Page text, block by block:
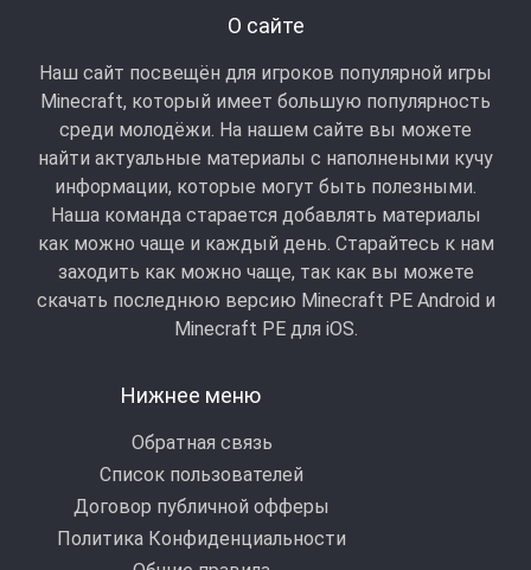
О сайте
Наш сайт посвещён для игроков популярной игры
Minecraft, который имеет большую популярность
среди молодёжи. На нашем сайте вы можете
найти актуальные материалы с наполнеными кучу
информации, которые могут быть полезными.
Наша команда старается добавлять материалы
как можно чаще и каждый день. Старайтесь к нам
заходить как можно чаще, так как вы можете
скачать последнюю версию Minecraft PE Android и
Minecraft РЕ для iOS.
Нижнее меню
Обратная связь
Список пользователей
Договор публичной офферы
Политика Конфиденциальности